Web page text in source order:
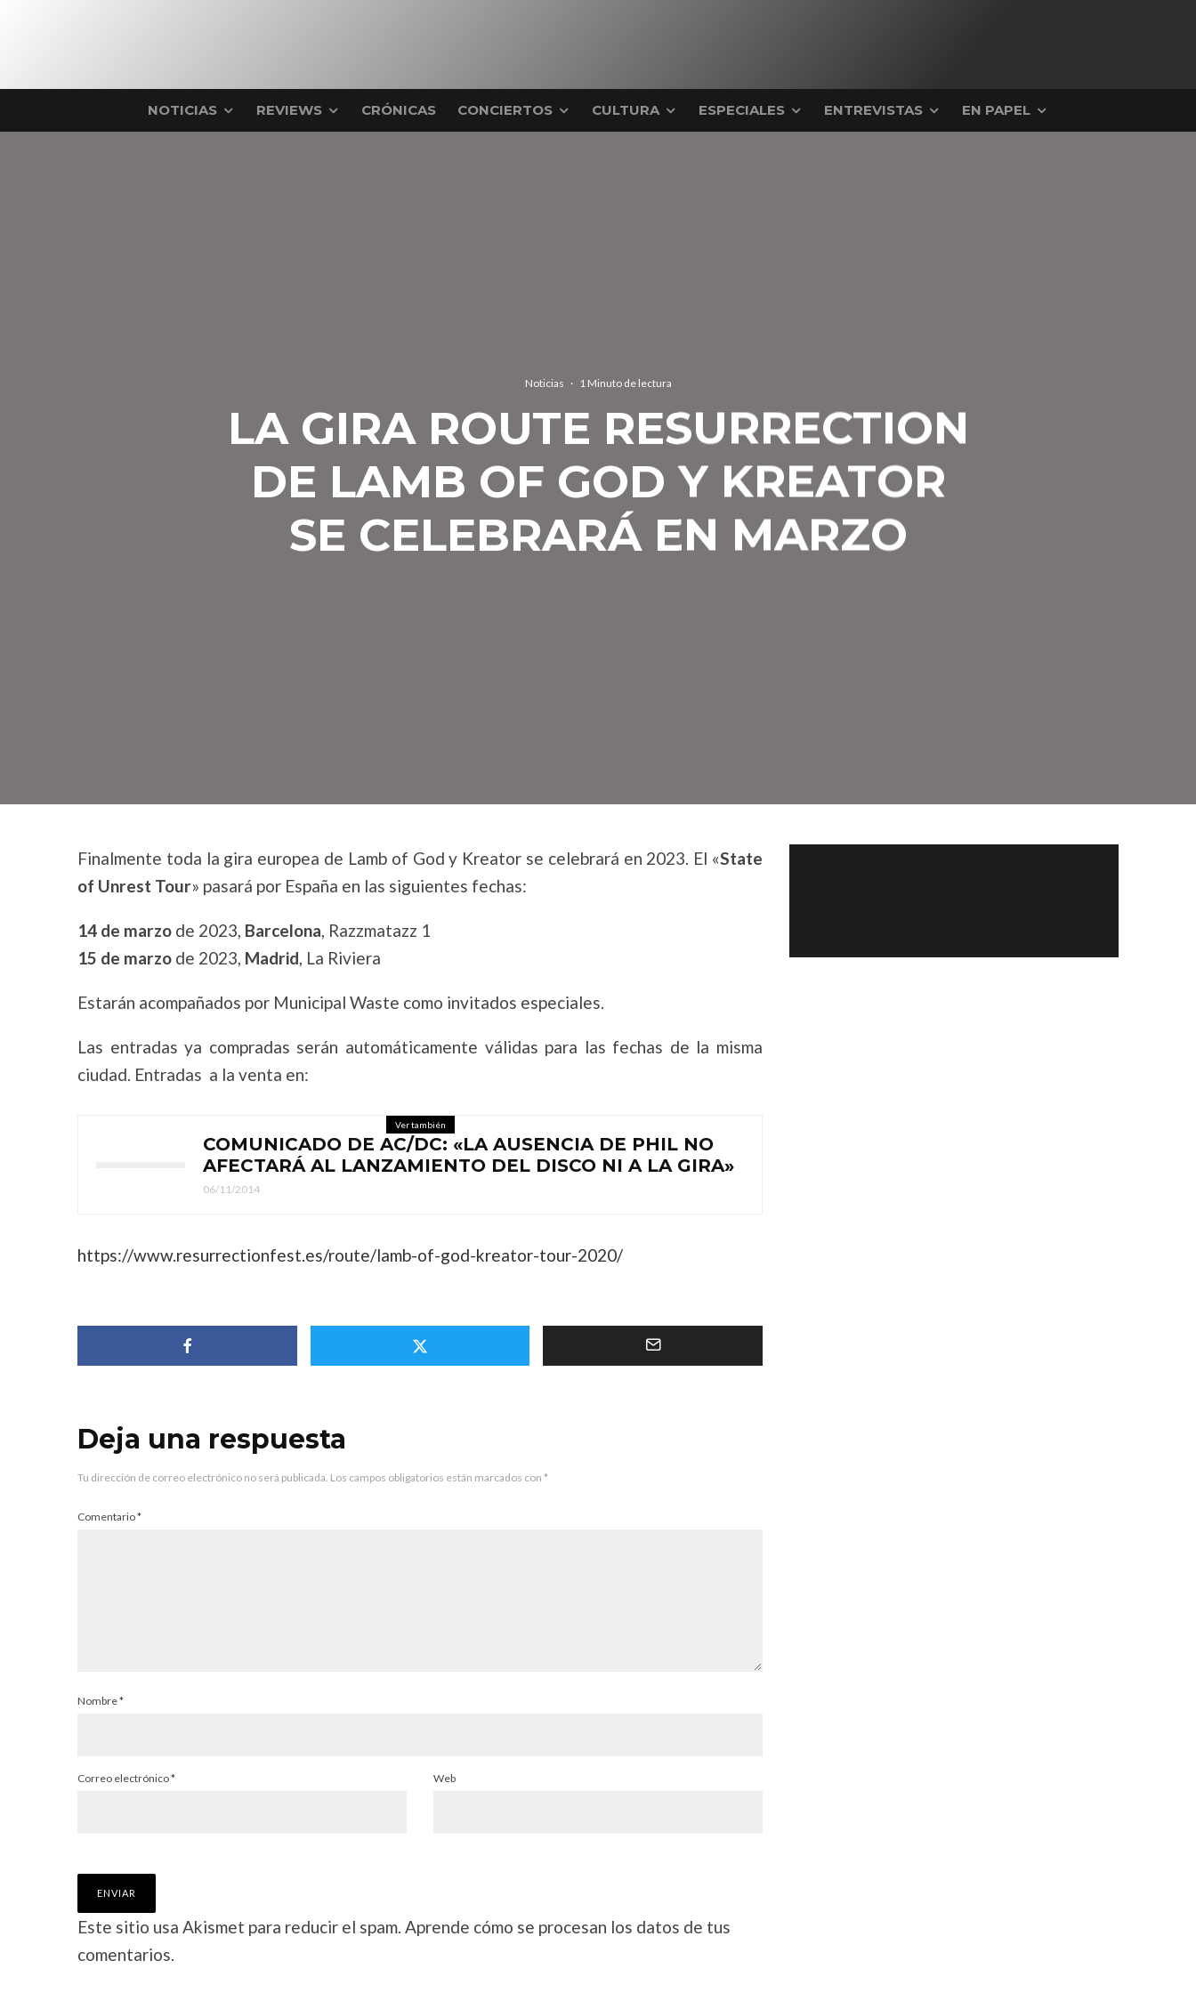
NOTICIAS REVIEWS CRÓNICAS CONCIERTOS CULTURA ESPECIALES ENTREVISTAS EN PAPEL
Noticias · 1 Minuto de lectura
LA GIRA ROUTE RESURRECTION
DE LAMB OF GOD Y KREATOR
SE CELEBRARÁ EN MARZO
Finalmente toda la gira europea de Lamb of God y Kreator se celebrará en 2023. El «State
of Unrest Tour» pasará por España en las siguientes fechas:
14 de marzo de 2023, Barcelona, Razzmatazz 1
15 de marzo de 2023, Madrid, La Riviera
Estarán acompañados por Municipal Waste como invitados especiales.
Las entradas ya compradas serán automáticamente válidas para las fechas de la misma
ciudad. Entradas a la venta en:
Ver también
COMUNICADO DE AC/DC: «LA AUSENCIA DE PHIL NO
AFECTARÁ AL LANZAMIENTO DEL DISCO NI A LA GIRA»
06/11/2014
https://www.resurrectionfest.es/route/lamb-of-god-kreator-tour-2020/
Deja una respuesta
Tu dirección de correo electrónico no será publicada. Los campos obligatorios están marcados con *
Comentario*
Nombre*
Correo electrónico* Web
Este sitio usa Akismet para reducir el spam. Aprende cómo se procesan los datos de tus
comentarios.